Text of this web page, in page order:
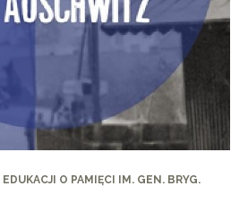
O PAMIĘCI IM. GEN. BRYG.